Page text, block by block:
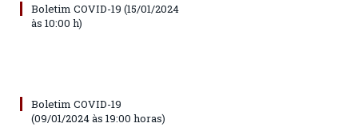
Boletim COVID-19 (15/01/2024
às 10:00 h)
Boletim COVID-19
(09/01/2024 às 19:00 horas)